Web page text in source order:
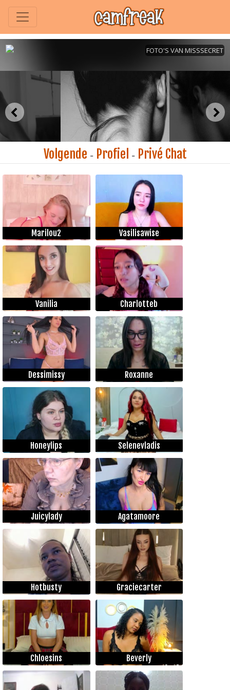
Volgende - Profiel - Privé Chat
Marilou2 Vasilisawise
Vanilia Charlotteb
Dessimissy Roxanne
Honeylips Selenevladis
Juicylady Agatamoore
Hotbusty Graciecarter
Chloesins Beverly